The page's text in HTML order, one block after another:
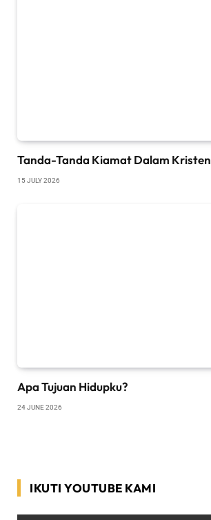
Tanda-Tanda Kiamat Dalam Kristen
15 JULY 2026
Apa Tujuan Hidupku?
24 JUNE 2026
IKUTI YOUTUBE KAMI